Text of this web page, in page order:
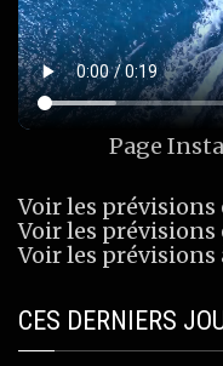
Page
Voir les prévisions
Voir les
Voir les prévisions
CES DERNIERS